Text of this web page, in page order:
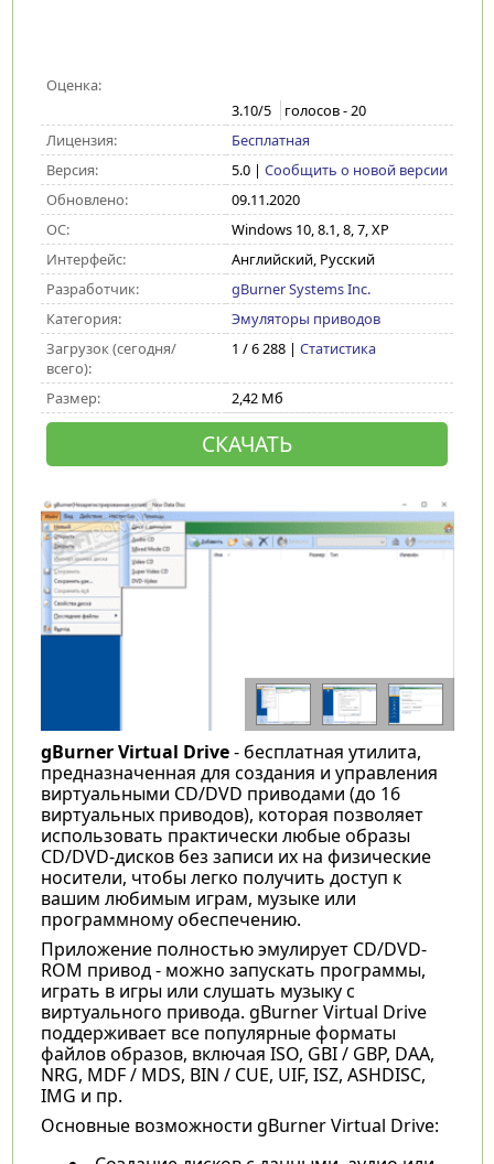
Оценка:
3.10/5 голосов -20
Лицензия:
Бесплатная
Версия:
5.0| Сообщить о новой версии
Обновлено:
09.11.2020
ОС:
Windows 10, 8.1, 8, 7, XP
Интерфейс:
Английский, Русский
Разработчик:
gBurner Systems Inc.
Категория:
Эмуляторы приводов
Загрузок (сегодня/
всего):
1 / 6 288 | Статистика
Размер: 2,42 Мб
СКАЧАТЬ
gBurner Virtual Drive- бесплатная утилита,
предназначенная для создания и управления
виртуальными CD/DVD приводами (до 16
виртуальных приводов), которая позволяет
использовать практически любые образы
CD/DVD-дисков без записи их на физические
носители, чтобы легко получить доступ к
вашим любимым играм, музыке или
программному обеспечению.
Приложение полностью эмулирует CD/DVD-
ROM привод - можно запускать программы,
играть в игры или слушать музыку с
виртуального привода. gBurner Virtual Drive
поддерживает все популярные форматы
файлов образов, включая ISO, GBI / GBP, DAA,
NRG, MDF / MDS, BIN / CUE, UIF, ISZ, ASHDISC,
IMG и пр.
Основные возможности gBurner Virtual Drive: